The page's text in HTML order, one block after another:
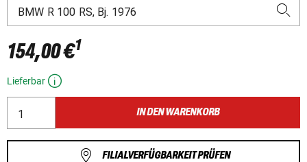
154,00 €1
Lieferbar
IN DEN WARENKORB
FILIALVERFÜGBARKEIT PRÜFEN